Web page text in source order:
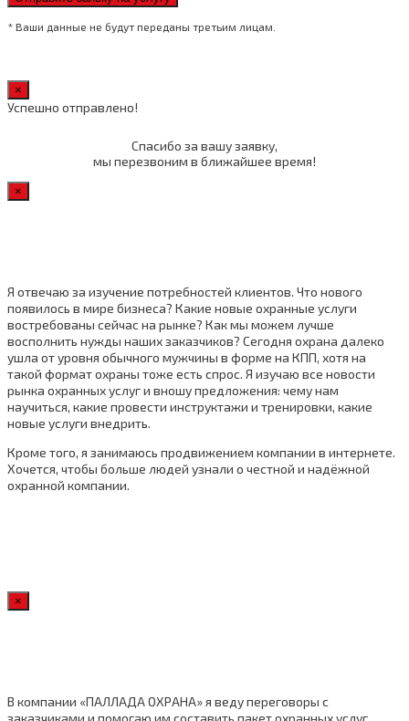
* Ваши данные не будут переданы третьим лицам.
×
Успешно отправлено!
Спасибо за вашу заявку,
мы перезвоним в ближайшее время!
×
Я отвечаю за изучение потребностей клиентов. Что нового
появилось в мире бизнеса? Какие новые охранные услуги
востребованы сейчас на рынке? Как мы можем лучше
восполнить нужды наших заказчиков? Сегодня охрана далеко
ушла от уровня обычного мужчины в форме на КПП, хотя на
такой формат охраны тоже есть спрос. Я изучаю все новости
рынка охранных услуг и вношу предложения: чему нам
научиться, какие провести инструктажи и тренировки, какие
новые услуги внедрить.
Кроме того, я занимаюсь продвижением компании в интернете.
Хочется, чтобы больше людей узнали о честной и надёжной
охранной компании.
×
В компании «ПАЛЛАДА ОХРАНА» я веду переговоры с
заказчиками и помогаю им составить пакет охранных услуг,